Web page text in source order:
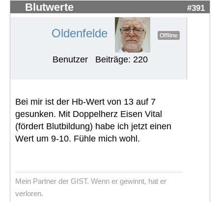
Blutwerte #391
Oldenfelde Offline
Benutzer Beiträge: 220
Bei mir ist der Hb-Wert von 13 auf 7
gesunken. Mit Doppelherz Eisen Vital
(fördert Blutbildung) habe ich jetzt einen
Wert um 9-10. Fühle mich wohl.
Mein Partner der GIST. Wenn er gewinnt, hat er
verloren.